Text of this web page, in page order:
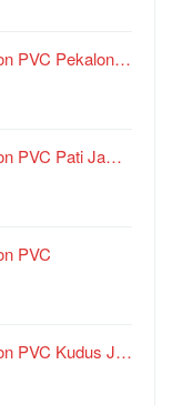
PVC Pekalon…
PVC Pati Ja…
PVC
PVC Kudus J…